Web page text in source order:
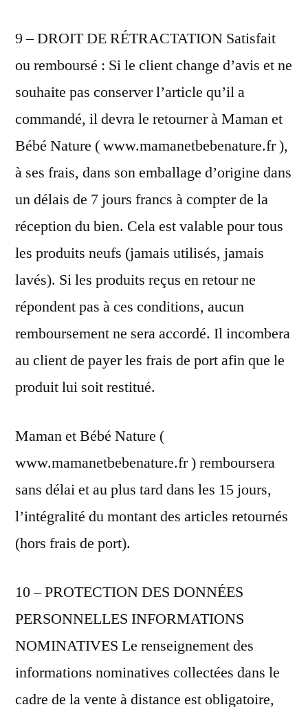
9 – DROIT DE RÉTRACTATION Satisfait
ou remboursé : Si le client change d’avis et ne
souhaite pas conserver l’article qu’il a
commandé, il devra le retourner à Maman et
Bébé Nature ( www.mamanetbebenature.fr ),
à ses frais, dans son emballage d’origine dans
un délais de 7 jours francs à compter de la
réception du bien. Cela est valable pour tous
les produits neufs (jamais utilisés, jamais
lavés). Si les produits reçus en retour ne
répondent pas à ces conditions, aucun
remboursement ne sera accordé. Il incombera
au client de payer les frais de port afin que le
produit lui soit restitué.
Maman et Bébé Nature (
www.mamanetbebenature.fr ) remboursera
sans délai et au plus tard dans les 15 jours,
l’intégralité du montant des articles retournés
(hors frais de port).
10 – PROTECTION DES DONNÉES
PERSONNELLES INFORMATIONS
NOMINATIVES Le renseignement des
informations nominatives collectées dans le
cadre de la vente à distance est obligatoire,